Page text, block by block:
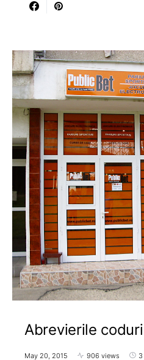
Abrevierile
May 20, 2015 906 views